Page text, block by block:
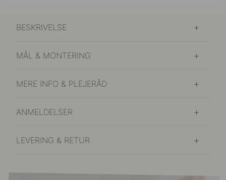
BESKRIVELSE
MÅL & MONTERING
MERE INFO & PLEJERÅD
ANMELDELSER
LEVERING & RETUR